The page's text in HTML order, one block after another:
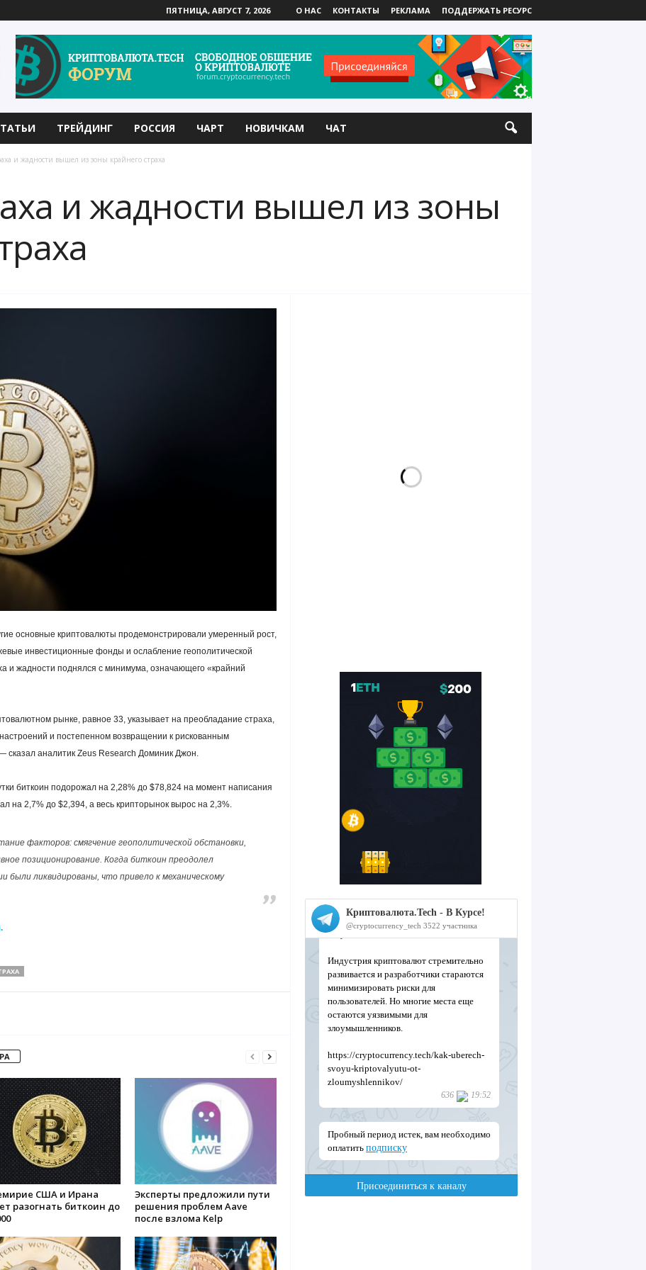
ПЯТНИЦА, АВГУСТ 7, 2026 О НАС КОНТАКТЫ РЕКЛАМА ПОДДЕРЖАТЬ РЕСУРС
ТРЕЙДИНГ РОССИЯ ЧАРТ НОВИЧКАМ ЧАТ
и жадности вышел из зоны крайнего страха
и жадности вышел из зоны
основные криптовалюты продемонстрировали умеренный рост,
инвестиционные фонды и ослабление геополитической
и жадности поднялся с минимума, означающего «крайний
рынке, равное 33, указывает на преобладание страха,
и постепенном возвращении к рискованным
сказал аналитик Zeus Research Доминик Джон.
биткоин подорожал на 2,28% до $78,824 на момент написания
на 2,7% до $2,394, а весь крипторынок вырос на 2,3%.
факторов: смягчение геополитической обстановки,
позиционирование. Когда биткоин преодолел
были ликвидированы, что привело к механическому
США и Ирана
разогнать биткоин до
Эксперты предложили пути
решения проблем Aave
после взлома Kelp